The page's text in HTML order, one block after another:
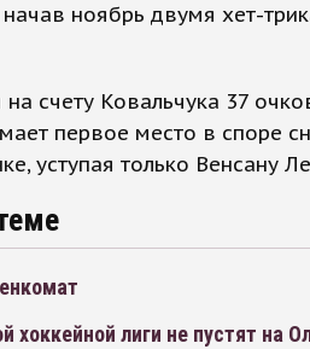
ноябрь двумя хет-
счету Ковальчука 37
первое место в споре
уступая только Венсану
хоккейной лиги не пустят на